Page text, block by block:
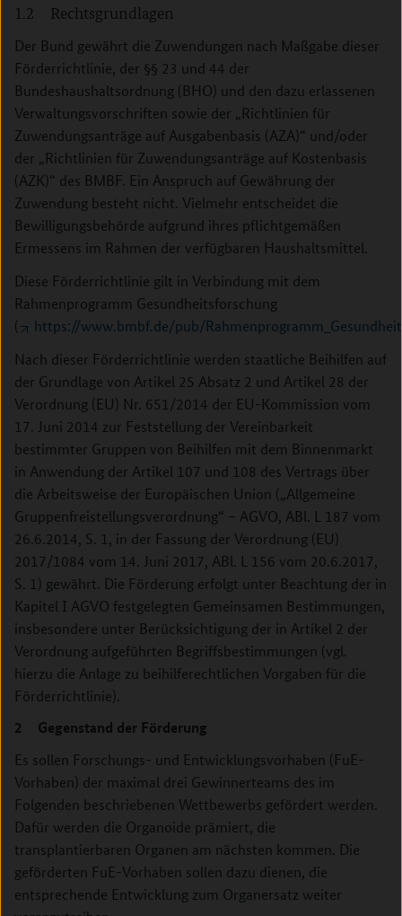
1.2 Rechtsgrundlagen
Der Bund gewährt die Zuwendungen nach Maßgabe dieser
Förderrichtlinie, der §§ 23 und 44 der
Bundeshaushaltsordnung (BHO) und den dazu erlassenen
Verwaltungsvorschriften sowie der „Richtlinien für
Zuwendungsanträge auf Ausgabenbasis (AZA)“ und/oder
der „Richtlinien für Zuwendungsanträge auf Kostenbasis
(AZK)“ des BMBF. Ein ­Anspruch auf Gewährung der
Zuwendung besteht nicht. Vielmehr entscheidet die
Bewilligungsbehörde aufgrund ihres pflichtgemäßen
Ermessens im Rahmen der verfügbaren Haushaltsmittel.
Diese Förderrichtlinie gilt in Verbindung mit dem
Rahmenprogramm Gesundheitsforschung
(
https://www.bmbf.de/pub/
Nach dieser Förderrichtlinie werden staatliche Beihilfen auf
der Grundlage von Artikel 25 Absatz 2 und Artikel 28 der
Verordnung (EU) Nr. 651/2014 der EU-Kommission vom
17. Juni 2014 zur Feststellung der Vereinbarkeit
bestimmter Gruppen von Beihilfen mit dem Binnenmarkt
in Anwendung der Artikel 107 und 108 des Vertrags über
die Arbeitsweise der Europäischen Union („Allgemeine
Gruppenfreistellungsverordnung“ – AGVO, ABl. L 187 vom
26.6.2014, S. 1, in der Fassung der Verordnung (EU)
2017/1084 vom 14. Juni 2017, ABl. L 156 vom 20.6.2017,
S. 1) gewährt. Die Förderung erfolgt unter Beachtung der in
Kapitel I AGVO festgelegten Gemeinsamen Bestimmungen,
insbesondere unter Berücksichtigung der in Artikel 2 der
Verordnung aufgeführten Begriffsbestimmungen (vgl.
hierzu die Anlage zu beihilferechtlichen Vorgaben für die
Förderrichtlinie).
2 Gegenstand der Förderung
Es sollen Forschungs- und Entwicklungsvorhaben (FuE-
Vorhaben) der maximal drei Gewinnerteams des im
Folgenden beschriebenen Wettbewerbs gefördert werden.
Dafür werden die Organoide prämiert, die
transplantierbaren Organen am nächsten kommen. Die
geförderten FuE-Vorhaben sollen dazu dienen, die
entsprechende Entwicklung zum Organersatz weiter